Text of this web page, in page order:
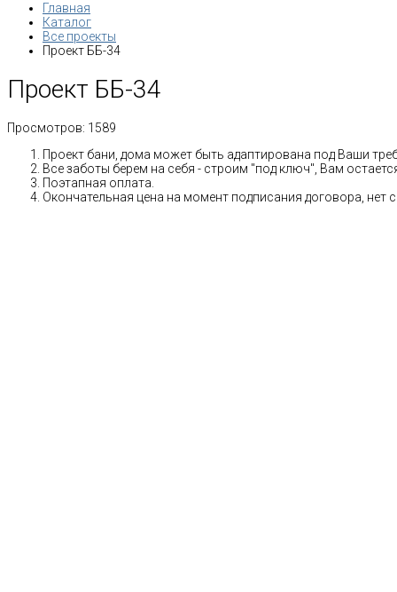
Главная
Каталог
Все проекты
Проект ББ-34
Проект ББ-34
Просмотров: 1589
Проект бани, дома может быть адаптирована под Ваши
Все заботы берем на себя - строим "под ключ", Вам
Поэтапная оплата.
Окончательная цена на момент подписания договора, нет